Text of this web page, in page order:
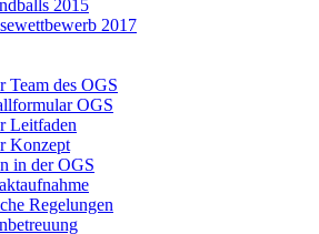
2015
2017
Team des OGS
OGS
Leitfaden
Konzept
in der OGS
Regelungen